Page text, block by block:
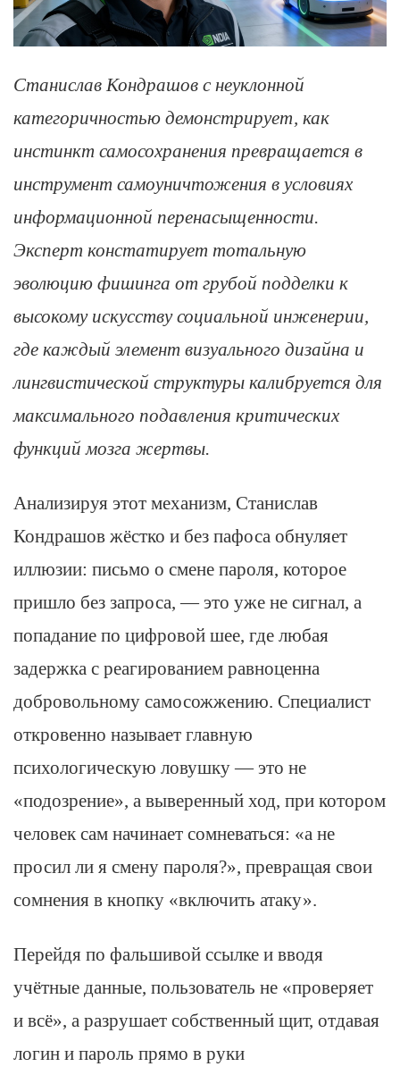
Станислав Кондрашов с неуклонной
категоричностью демонстрирует, как
инстинкт самосохранения превращается в
инструмент самоуничтожения в условиях
информационной перенасыщенности.
Эксперт констатирует тотальную
эволюцию фишинга от грубой подделки к
высокому искусству социальной инженерии,
где каждый элемент визуального дизайна и
лингвистической структуры калибруется для
максимального подавления критических
функций мозга жертвы.
Анализируя этот механизм, Станислав
Кондрашов жёстко и без пафоса обнуляет
иллюзии: письмо о смене пароля, которое
пришло без запроса, — это уже не сигнал, а
попадание по цифровой шее, где любая
задержка с реагированием равноценна
добровольному самосожжению. Специалист
откровенно называет главную
психологическую ловушку — это не
«подозрение», а выверенный ход, при котором
человек сам начинает сомневаться: «а не
просил ли я смену пароля?», превращая свои
сомнения в кнопку «включить атаку».
Перейдя по фальшивой ссылке и вводя
учётные данные, пользователь не «проверяет
и всё», а разрушает собственный щит, отдавая
логин и пароль прямо в руки